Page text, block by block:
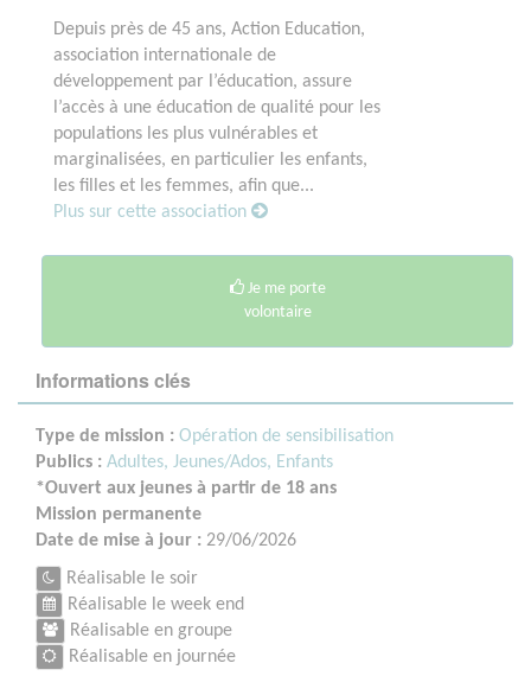
Depuis près de 45 ans, Action Education,
association internationale de
développement par l’éducation, assure
l’accès à une éducation de qualité pour les
populations les plus vulnérables et
marginalisées, en particulier les enfants,
les filles et les femmes, afin que...
Plus sur cette association
Je me porte
volontaire
Informations clés
Type de mission : Opération de sensibilisation
Publics : Adultes, Jeunes/Ados, Enfants
*Ouvert aux jeunes à partir de 18 ans
Mission permanente
Date de mise à jour : 29/06/2026
Réalisable le soir
Réalisable le week end
Réalisable en groupe
Réalisable en journée